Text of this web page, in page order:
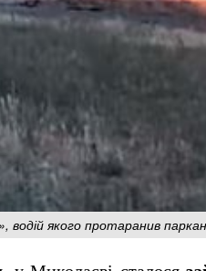
водій якого протаранив паркан